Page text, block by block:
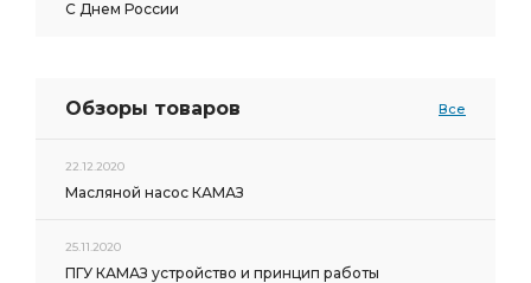
С Днем России
Обзоры товаров Все
22.12.2020
Масляной насос КАМАЗ
25.11.2020
ПГУ КАМАЗ устройство и принцип работы